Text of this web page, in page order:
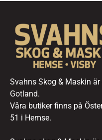
Svahns Skog & Maskin
Gotland.
Våra butiker finns på
51 i Hemse.